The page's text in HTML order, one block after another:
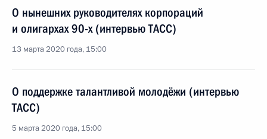
О нынешних руководителях корпораций
и олигархах 90-х (интервью ТАСС)
13 марта 2020 года, 15:00
О поддержке талантливой молодёжи (интервью
ТАСС)
5 марта 2020 года, 15:00